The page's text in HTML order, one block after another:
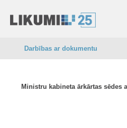
Darbības ar dokumentu
Ministru kabineta ārkārtas sēdes